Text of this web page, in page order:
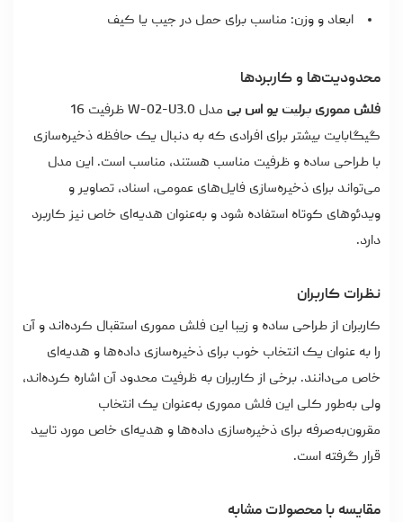
ابعاد و وزن: مناسب برای حمل در جیب یا کیف
محدودیت‌ها و کاربردها
فلش مموری پرلیت یو اس بی
مدل W-02-U3.0 ظرفیت 16
گیگابایت بیشتر برای افرادی که به دنبال یک حافظه ذخیره‌سازی
با طراحی ساده و ظرفیت مناسب هستند، مناسب است. این مدل
می‌تواند برای ذخیره‌سازی فایل‌های عمومی، اسناد، تصاویر و
ویدئوهای کوتاه استفاده شود و به‌عنوان هدیه‌ای خاص نیز کاربرد
دارد.
نظرات کاربران
کاربران از طراحی ساده و زیبا این فلش مموری استقبال کرده‌اند و آن
را به عنوان یک انتخاب خوب برای ذخیره‌سازی داده‌ها و هدیه‌ای
خاص می‌دانند. برخی از کاربران به ظرفیت محدود آن اشاره کرده‌اند،
ولی به‌طور کلی این فلش مموری به‌عنوان یک انتخاب
مقرون‌به‌صرفه برای ذخیره‌سازی داده‌ها و هدیه‌ای خاص مورد تایید
قرار گرفته است.
مقایسه با محصولات مشابه